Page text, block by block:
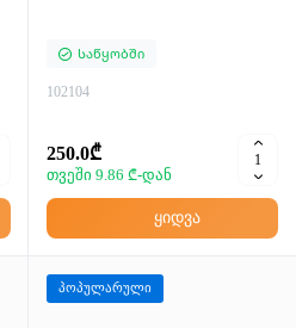
Საწყობში
102104
250.0₾
თვეში 9.86 ₾-დან
ყიდვა
პოპულარული